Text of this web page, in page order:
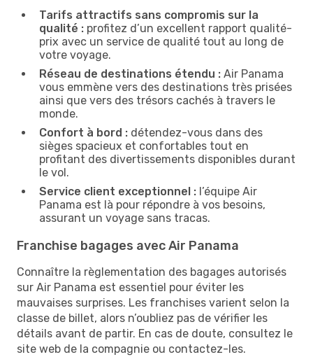
Tarifs attractifs sans compromis sur la
qualité : profitez d’un excellent rapport qualité-
prix avec un service de qualité tout au long de
votre voyage.
Réseau de destinations étendu : Air Panama
vous emmène vers des destinations très prisées
ainsi que vers des trésors cachés à travers le
monde.
Confort à bord : détendez-vous dans des
sièges spacieux et confortables tout en
profitant des divertissements disponibles durant
le vol.
Service client exceptionnel : l’équipe Air
Panama est là pour répondre à vos besoins,
assurant un voyage sans tracas.
Franchise bagages avec Air Panama
Connaître la règlementation des bagages autorisés
sur Air Panama est essentiel pour éviter les
mauvaises surprises. Les franchises varient selon la
classe de billet, alors n’oubliez pas de vérifier les
détails avant de partir. En cas de doute, consultez le
site web de la compagnie ou contactez-les.